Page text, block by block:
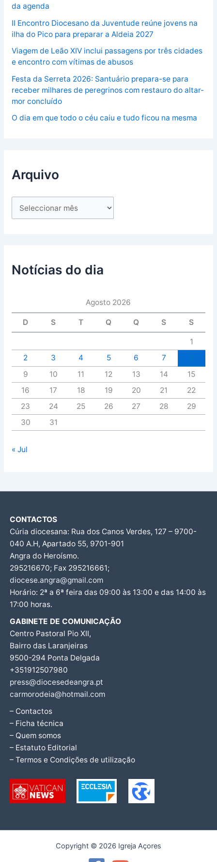
da agenda
II Encontro Diocesano da Juventude reúne jovens na
ilha do Pico para preparar a Aldeia 2027
Viagem de Leão XIV inclui passagens por três cidades
e encontro com vítimas de abusos
Festa da Serreta 2026: Santuário prepara-se para
receber milhares de peregrinos com restauro do altar-
mor concluído
O dia em que todo o céu caiu e tudo ficou na mesma
Arquivo
Notícias do dia
Agosto 2026
D S T Q Q S S
1
2
3 4 5 6 7
9
10 11 12 13 14
15
16
17 18 19 20 21
22
23
24 25 26 27 28
29
30
31
« Jul
CONTACTOS
Cúria diocesana: Rua dos Canos Verdes, 127 – 9700-
040 A.H, Apartado 55, 9701-901
Angra do Heroísmo.
295216670; Fax 295216661;
diocese.angra@gmail.com
Horário: 2ª a 6ª feira das 09:00 às 13:00 e das 14:00 às
17:00 horas.
GABINETE DE COMUNICAÇÃO
Centro Pastoral Pio XII,
Bairro das Laranjeiras
9500-294 Ponta Delgada
+351912507980
press@diocesedeangra.pt
carmorodeia@hotmail.com
– Contactos
– Ficha técnica
– Quem somos
– Estatuto Editorial
– Termos e Condições de utilização
Copyright © 2026 Igreja Açores